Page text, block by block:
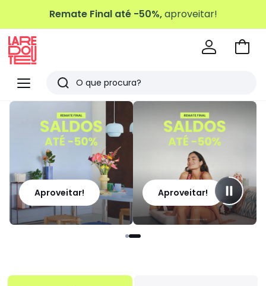
Remate Final até -50%,aproveitar!
Menu
Redoute
Pesquisar
Últimos
artigos
vistos
Ir
Aproveitar! Aproveitar!